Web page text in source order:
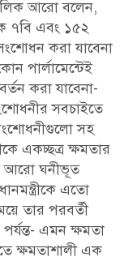
আরো বলেন,
৭বি এবং ১৫২
করা যাবেনা
পার্লামেন্টেই
করা যাবেনা-
সবচাইতে
সহ
একচ্ছত্র ক্ষমতার
আরো ঘনীভূত
এতো
তার পরবর্তী
এমন ক্ষমতা
ক্ষমতাশালী এক